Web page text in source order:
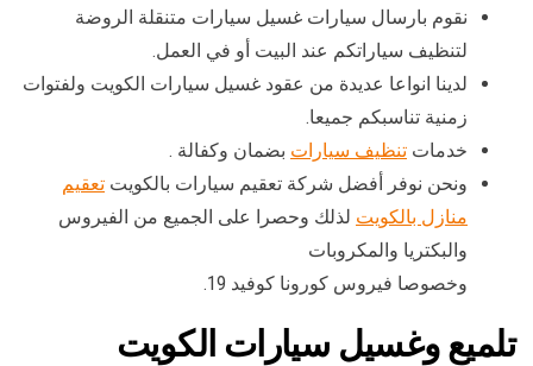
نقوم بارسال سيارات غسيل سيارات متنقلة الروضة
لتنظيف سياراتكم عند البيت أو في العمل.
لدينا انواعا عديدة من عقود غسيل سيارات الكويت ولفتوات
زمنية تناسبكم جميعا.
خدمات تنظيف سيارات بضمان وكفالة .
ونحن نوفر أفضل شركة تعقيم سيارات بالكويت تعقيم
منازل بالكويت لذلك وحصرا على الجميع من الفيروس
والبكتريا والمكروبات
وخصوصا فيروس كورونا كوفيد 19.
تلميع وغسيل سيارات الكويت